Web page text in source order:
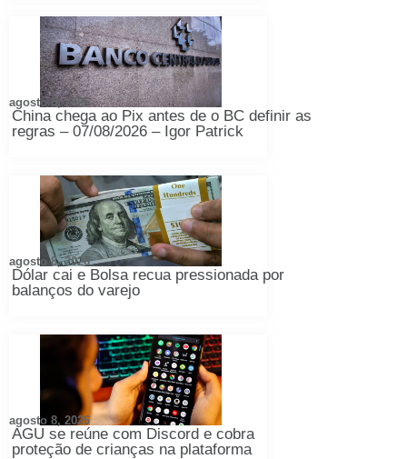
China chega ao Pix antes de o BC definir as
regras – 07/08/2026 – Igor Patrick
agosto 8, 2026
Dólar cai e Bolsa recua pressionada por
balanços do varejo
agosto 8, 2026
AGU se reúne com Discord e cobra
proteção de crianças na plataforma
agosto 8, 2026